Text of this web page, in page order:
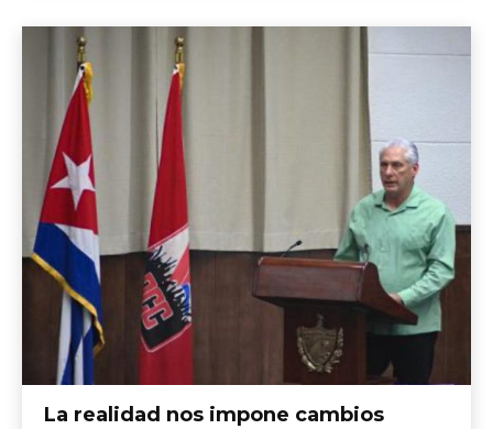
La realidad nos impone cambios